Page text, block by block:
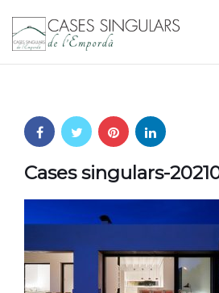
Cases singulars-